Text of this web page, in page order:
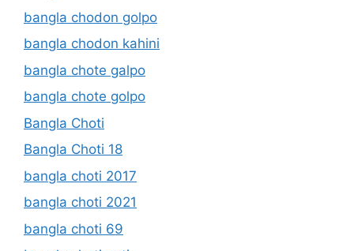
bangla chodon golpo
bangla chodon kahini
bangla chote galpo
bangla chote golpo
Bangla Choti
Bangla Choti 18
bangla choti 2017
bangla choti 2021
bangla choti 69